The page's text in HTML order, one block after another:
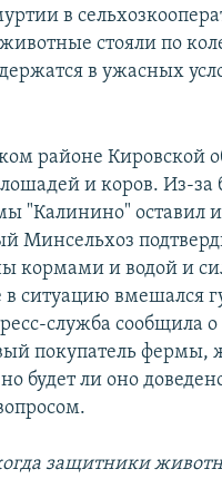
в
стояли по
в ужасных
районе Кировской
и коров. Из-за
"Калинино" оставил
Минсельхоз
кормами и водой и
ситуацию вмешался
служба сообщила
покупатель фермы,
будет ли оно
защитники